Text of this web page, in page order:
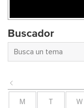
Buscador
M W